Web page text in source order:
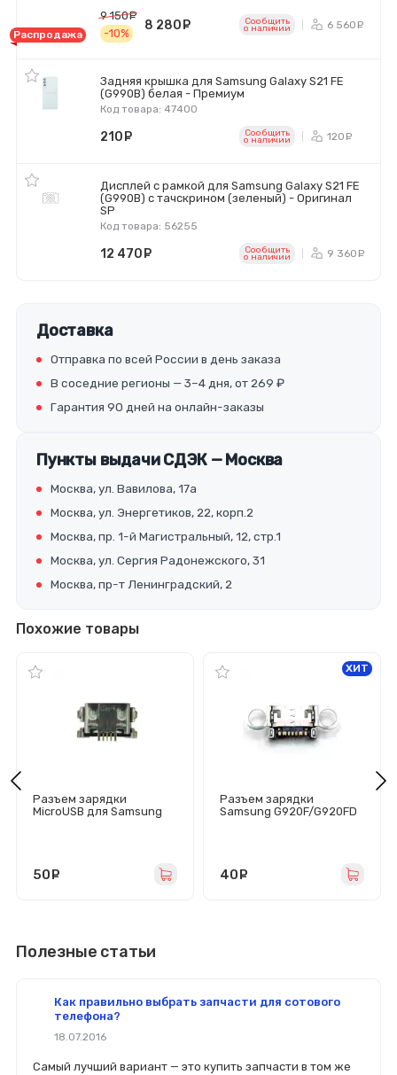
Распродажа
9 150
-10%
8 280 руб.Сообщить
o наличии 6 560
Задняя крышка для Samsung Galaxy S21 FE
(G990B) белая - Премиум
Код товара: 47400
210 Сообщить
o наличии 120
Дисплей с рамкой для Samsung Galaxy S21 FE
(G990B) с тачскрином (зеленый) - Оригинал
SP
Код товара: 56255
12 470 Сообщить
o наличии 9 360
Доставка
Отправка по всей России в день заказа
В соседние регионы — 3–4 дня, от 269 ₽
Гарантия 90 дней на онлайн-заказы
Пункты выдачи СДЭК — Москва
Москва, ул. Вавилова, 17а
Москва, ул. Энергетиков, 22, корп.2
Москва, пр. 1-й Магистральный, 12, стр.1
Москва, ул. Сергия Радонежского, 31
Москва, пр-т Ленинградский, 2
Похожие товары
Разъем зарядки
MicroUSB для Samsung
50
Разъем зарядки
Samsung G920F/G920FD
ХИТ
40
Полезные статьи
Как правильно выбрать запчасти для сотового
телефона?
18.07.2016
Самый лучший вариант — это купить запчасти в том же